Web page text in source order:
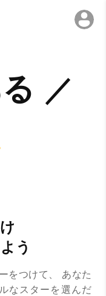
う
をつけて、
あなた
なスターを選んだ